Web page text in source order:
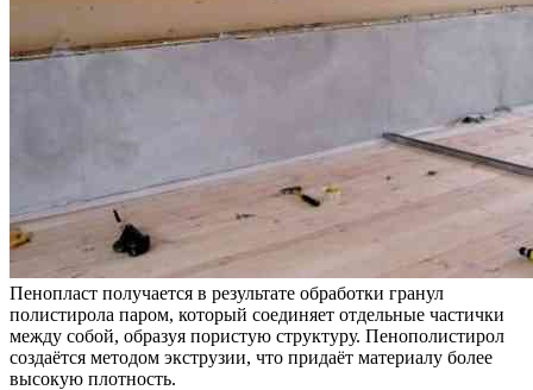
Пенопласт получается в результате обработки гранул
полистирола паром, который соединяет отдельные частички
между собой, образуя пористую структуру. Пенополистирол
создаётся методом экструзии, что придаёт материалу более
высокую плотность.